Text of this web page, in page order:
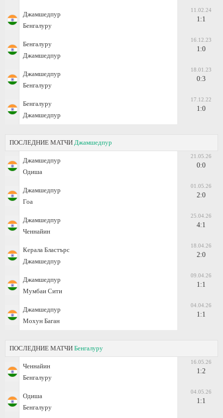
Джамшедпур
Бенгалуру
11.02.24
1:1
Бенгалуру
Джамшедпур
16.12.23
1:0
Джамшедпур
Бенгалуру
18.01.23
0:3
Бенгалуру
Джамшедпур
17.12.22
1:0
ПОСЛЕДНИЕ МАТЧИ Джамшедпур
Джамшедпур
Одиша
21.05.26
0:0
Джамшедпур
Гоа
01.05.26
2:0
Джамшедпур
Ченнайин
25.04.26
4:1
Керала Бластърс
Джамшедпур
18.04.26
2:0
Джамшедпур
Мумбаи Сити
09.04.26
1:1
Джамшедпур
Мохун Баган
04.04.26
1:1
ПОСЛЕДНИЕ МАТЧИ Бенгалуру
Ченнайин
Бенгалуру
16.05.26
1:2
Одиша
Бенгалуру
04.05.26
1:1